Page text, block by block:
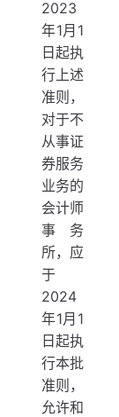
2023
年1月1
日起执
行上述
准则，
对于不
从事证
券服务
业务的
会计师
事务
所，应
于
2024
年1月1
日起执
行本批
准则，
允许和